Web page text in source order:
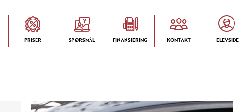
PRISER SPØRSMÅL FINANSIERING KONTAKT ELEVSIDE